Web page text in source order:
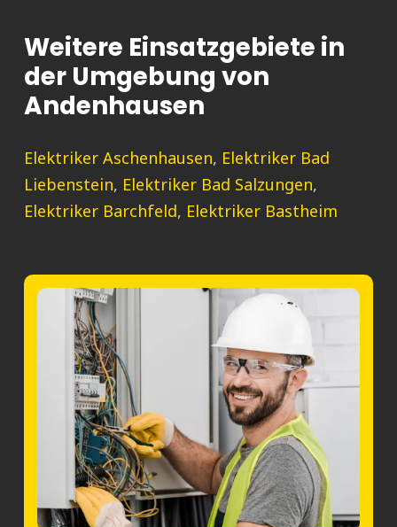
Weitere Einsatzgebiete in
der Umgebung von
Andenhausen
Elektriker Aschenhausen, Elektriker Bad
Liebenstein, Elektriker Bad Salzungen,
Elektriker Barchfeld, Elektriker Bastheim